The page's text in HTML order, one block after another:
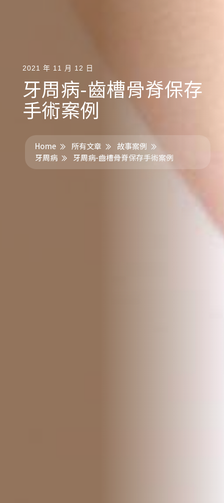
2021 年 11 月 12 日
牙周病-齒槽骨脊保存
手術案例
Home 所有文章
故事案例
牙周病
牙周病-齒槽骨脊保存手術案例